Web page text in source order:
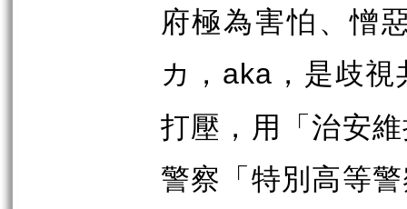
府極為害怕、憎
カ， aka ，是歧
打壓，用「治安
警察「特別高等